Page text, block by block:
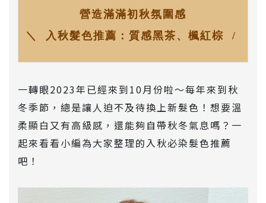
營造滿滿初秋氛圍感
＼ 入秋髮色推薦：質感黑茶、楓紅棕 /
一轉眼2023年已經來到10月份啦～每年來到秋
冬季節，總是讓人迫不及待換上新髮色！想要溫
柔顯白又有高級感，還能夠自帶秋冬氣息嗎？一
起來看看小編為大家整理的入秋必染髮色推薦
吧！